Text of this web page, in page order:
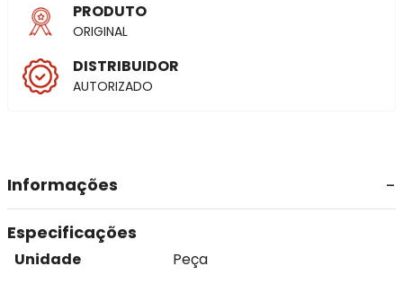
PRODUTO
ORIGINAL
DISTRIBUIDOR
AUTORIZADO
Informações
Especificações
Unidade
Peça